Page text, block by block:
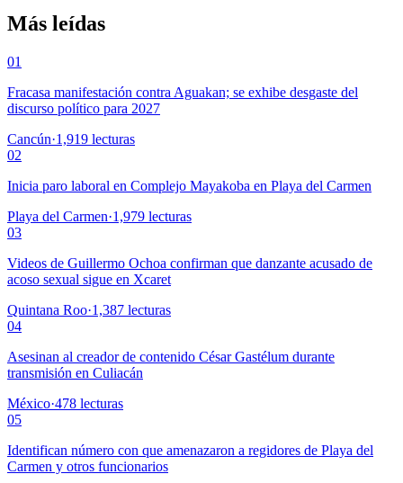
Más leídas
01
Fracasa manifestación contra Aguakan; se exhibe desgaste del
discurso político para 2027
Cancún·1,919 lecturas
02
Inicia paro laboral en Complejo Mayakoba en Playa del Carmen
Playa del Carmen·1,979 lecturas
03
Videos de Guillermo Ochoa confirman que danzante acusado de
acoso sexual sigue en Xcaret
Quintana Roo·1,387 lecturas
04
Asesinan al creador de contenido César Gastélum durante
transmisión en Culiacán
México·478 lecturas
05
Identifican número con que amenazaron a regidores de Playa del
Carmen y otros funcionarios